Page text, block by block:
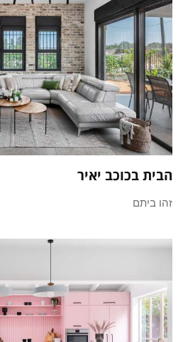
הבית בכוכב יאיר
זהו ביתם